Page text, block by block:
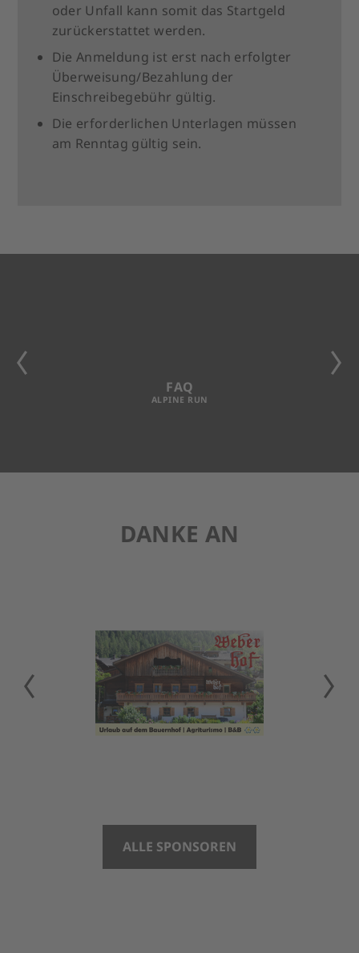
oder Unfall kann somit das Startgeld
zurückerstattet werden.
Die Anmeldung ist erst nach erfolgter
Überweisung/Bezahlung der
Einschreibegebühr gültig.
Die erforderlichen Unterlagen müssen
am Renntag gültig sein.
FAQ
ALPINE RUN
DANKE AN
ALLE SPONSOREN